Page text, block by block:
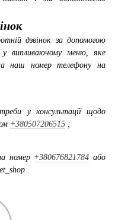
дзвінок за допомогою
у випливаючому меню, яке
на наш номер телефону на
у консультації щодо
+380507206515 ;
номер +380676821784 або
.